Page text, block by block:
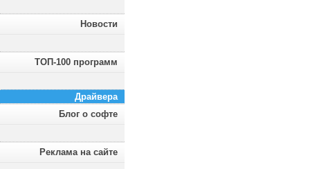
Новости
ТОП-100 программ
Драйвера
Блог о софте
Реклама на сайте